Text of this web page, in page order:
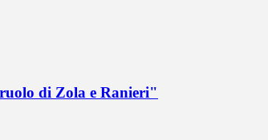
di Zola e Ranieri"